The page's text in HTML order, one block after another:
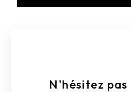
N'hésitez pas